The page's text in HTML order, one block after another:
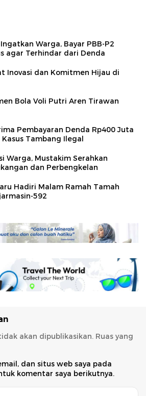
Warga, Bayar PBB-P2
agar Terhindar dari Denda
Inovasi dan Komitmen Hijau di
Bola Voli Putri Aren Tirawan
Pembayaran Denda Rp400 Juta
Tambang Ilegal
Warga, Mustakim Serahkan
dan Perbengkelan
Hadiri Malam Ramah Tamah
592
akan dipublikasikan. Ruas yang
dan situs web saya pada
komentar saya berikutnya.